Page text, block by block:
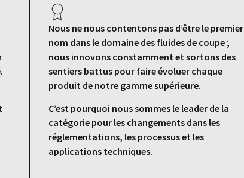
Nous ne nous contentons pas d’être le premier
nom dans le domaine des fluides de coupe ;
nous innovons constamment et sortons des
sentiers battus pour faire évoluer chaque
produit de notre gamme supérieure.
C’est pourquoi nous sommes le leader de la
catégorie pour les changements dans les
réglementations, les processus et les
applications techniques.